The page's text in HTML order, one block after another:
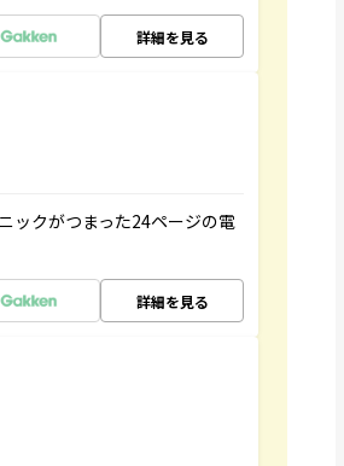
詳細を見る
ックがつまった24ページの電
詳細を見る